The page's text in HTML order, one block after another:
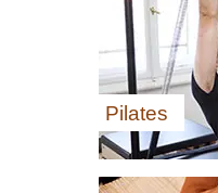
Pilates